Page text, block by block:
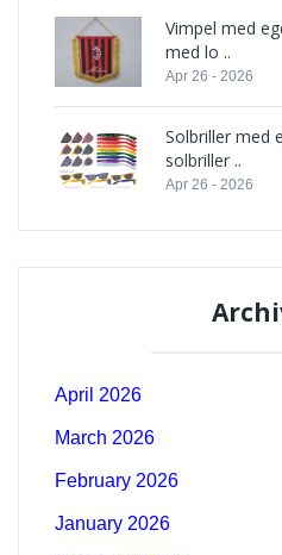
Vimpel med
med lo ..
Apr 26 - 2026
Solbriller med
solbriller ..
Apr 26 - 2026
April 2026
March 2026
February 2026
January 2026